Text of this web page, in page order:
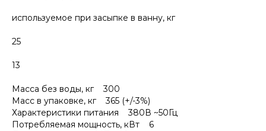
используемое при засыпке в ванну, кг
25
13
Масса без воды, кг 300
Масс в упаковке, кг 365 (+/-3%)
Характеристики питания 380В ~50Гц
Потребляемая мощность, кВт 6